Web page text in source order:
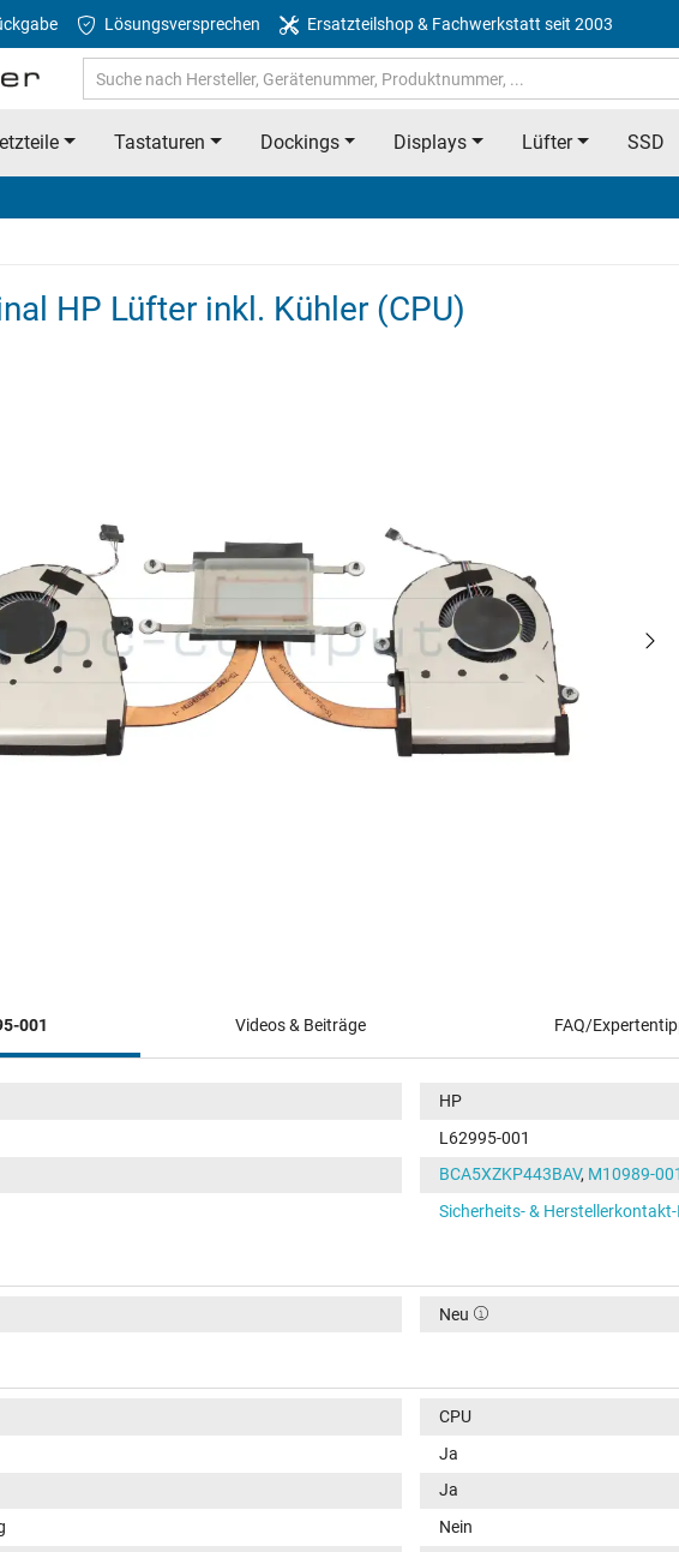
Lösungsversprechen Ersatzteilshop & Fachwerkstatt seit 2003
Tastaturen Dockings Displays Lüfter SSD
HP Lüfter inkl. Kühler (CPU)
001 Videos & Beiträge FAQ/
HP
L62995-001
BCA5XZKP443BAV, M10989-001
Sicherheits- &
Neu
CPU
Ja
Ja
Nein